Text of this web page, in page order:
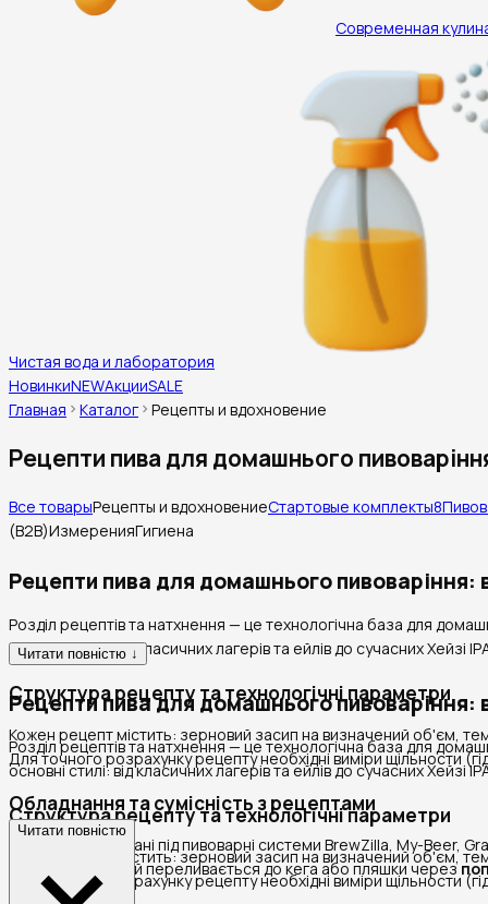
Современная
Чистая вода и лаборатория
НовинкиNEWАкцииSALE
Главная
Каталог Рецепты и вдохновение
Рецепти пива для домашнього
Все товарыРецепты и вдохновениеСтартовые комплекты8
(B2B)ИзмеренияГигиена
Рецепти пива для домашнього пивоваріння:
Розділ рецептів та натхнення — це технологічна база для
основні стилі: від класичних лагерів та ейлів до сучасних Хейзі
Структура рецепту та технологічні параметри
Кожен рецепт містить: зерновий засип на визначений об'єм,
Для точного розрахунку рецепту необхідні виміри щільности
Обладнання та сумісність з рецептами
Рецепти адаптовані під пивоварні системи BrewZilla, My-Beer,
ферментації напій переливається до кега або пляшки через
праймінгом.
Читати повністю ↓
Рецепти пива для домашнього пивоваріння:
Розділ рецептів та натхнення — це технологічна база для
основні стилі: від класичних лагерів та ейлів до сучасних Хейзі
Структура рецепту та технологічні параметри
Кожен рецепт містить: зерновий засип на визначений об'єм,
Для точного розрахунку рецепту необхідні виміри
Читати повністю